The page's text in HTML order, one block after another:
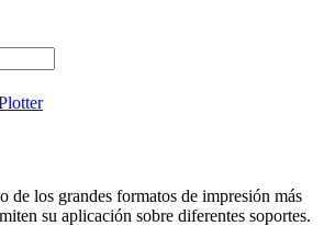
de los grandes formatos de impresión más
su aplicación sobre diferentes soportes.